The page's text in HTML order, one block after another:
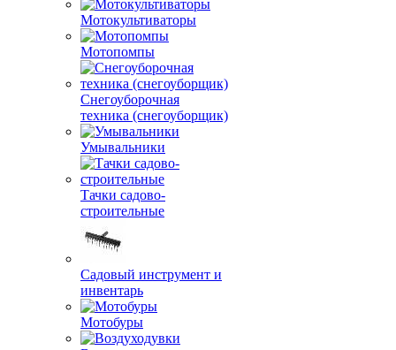
Мотокультиваторы
Мотопомпы
Снегоуборочная
техника (снегоуборщик)
Умывальники
Тачки садово-
строительные
Садовый инструмент и
инвентарь
Мотобуры